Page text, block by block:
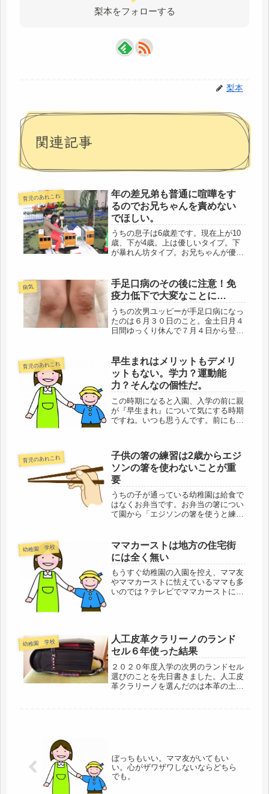
梨本をフォローする
梨本
関連記事
育児のあれこれ
年の差兄弟も普通に喧嘩をす
るのでお兄ちゃんを責めない
でほしい。
うちの息子は6歳差です。現在上が10
歳、下が4歳。上は優しいタイプ。下
が暴れん坊タイプ。お兄ちゃんが優し
毎日。。。。。。。。。。。喧嘩しな
い日なんて無い！！うちの年の差兄
弟...
病気
手足口病のその後に注意！免
疫力低下で大変なことに…
うちの次男ユッピーが手足口病になっ
たのは６月３０日のこと。金土日月４
日間ゆっくり休んで７月４日から登園
の後…とっても大変だったんです
（汗）手足口病その後に再び発熱！し
かも下...
育児のあれこれ
早生まれはメリットもデメリ
ットもない。学力？運動能
力？そんなの個性だ。
この時期になると入園、入学の前に親
が『早生まれ』について気にする時期
ですね。いつも思うんです。前にもこ
とは全然ないのよ4月生まれと比べて
どうする笑早生まれって損ですか？私
は...
育児のあれこれ
子供の箸の練習は2歳からエジ
ソンの箸を使わないことが重
要
うちの子が通っている幼稚園は給食で
はなくお弁当です。お弁当の箸につい
て園から「エジソンの箸を使うと練習
長男のときもそうだったので次男は2
歳からエジソンの箸を使っていませ
ん。...
幼稚園 学校
ママカーストは地方の住宅街
には全く無い
もうすぐ幼稚園の入園を控え、ママ友
やママカーストに怯えているママも多
いのでは？テレビでママカーストに関
い...
幼稚園 学校
人工皮革クラリーノのランド
セル６年使った結果
２０２０年度入学の次男のランドセル
選びのことを先日書きました。人工皮
革クラリーノを選んだのは本革の土屋
ぼっちもいい。ママ友がいてもい
い。心がザワザワしないならどちら
でも。